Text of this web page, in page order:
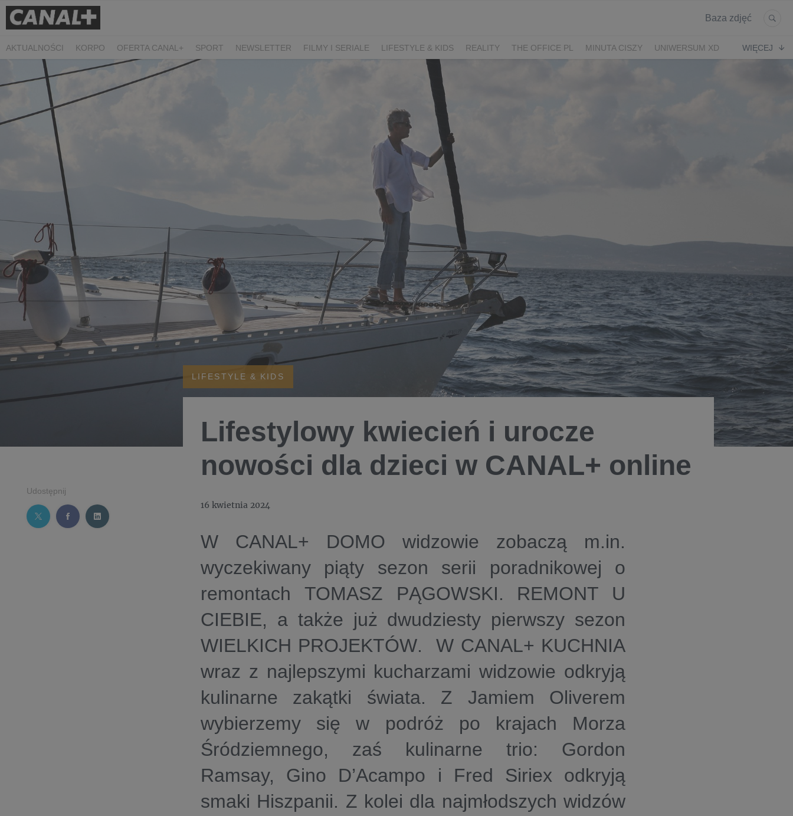
Baza zdjęć
AKTUALNOŚCI KORPO OFERTA CANAL+ SPORT NEWSLETTER FILMY I SERIALE LIFESTYLE & KIDS REALITY THE OFFICE PL MINUTA CISZY
UNIWERSUM XD
CZARNE STOKROTKI
PROSTA SPRAWA ALGORYTM MIŁOŚCI SORTOWNIA
PLANETA SINGLI. OSIEM HISTORII
WIĘCEJ
Udostępnij
LIFESTYLE & KIDS
Lifestylowy kwiecień i urocze
nowości dla dzieci w CANAL+ online
16 kwietnia 2024
W CANAL+ DOMO widzowie zobaczą m.in.
wyczekiwany piąty sezon serii poradnikowej o
remontach TOMASZ PĄGOWSKI. REMONT U
CIEBIE, a także już dwudziesty pierwszy sezon
WIELKICH PROJEKTÓW. W CANAL+ KUCHNIA
wraz z najlepszymi kucharzami widzowie odkryją
kulinarne zakątki świata. Z Jamiem Oliverem
wybierzemy się w podróż po krajach Morza
Śródziemnego, zaś kulinarne trio: Gordon
Ramsay, Gino D’Acampo i Fred Siriex odkryją
smaki Hiszpanii. Z kolei dla najmłodszych widzów